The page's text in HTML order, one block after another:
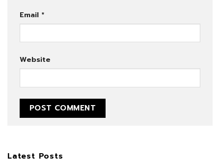
Email *
Website
Latest Posts